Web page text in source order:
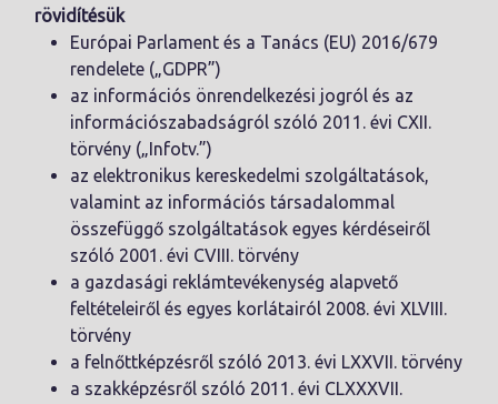
rövidítésük
Európai Parlament és a Tanács (EU) 2016/679
rendelete („GDPR”)
az információs önrendelkezési jogról és az
információszabadságról szóló 2011. évi CXII.
törvény („Infotv.”)
az elektronikus kereskedelmi szolgáltatások,
valamint az információs társadalommal
összefüggő szolgáltatások egyes kérdéseiről
szóló 2001. évi CVIII. törvény
a gazdasági reklámtevékenység alapvető
feltételeiről és egyes korlátairól 2008. évi XLVIII.
törvény
a felnőttképzésről szóló 2013. évi LXXVII. törvény
a szakképzésről szóló 2011. évi CLXXXVII.